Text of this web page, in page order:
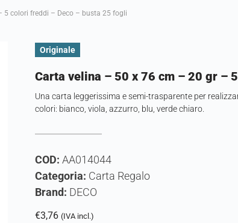
colori freddi – Deco – busta 25 fogli
Originale
Carta velina – 50 x 76 cm – 20 gr –
Una carta leggerissima e semi-trasparente per
colori: bianco, viola, azzurro, blu, verde chiaro.
COD:AA014044
Categoria: Carta Regalo
Brand: DECO
€3,76 (IVA incl.)